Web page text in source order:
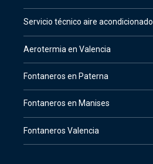
Servicio técnico aire acondicionado
Aerotermia en Valencia
Fontaneros en Paterna
Fontaneros en Manises
Fontaneros Valencia